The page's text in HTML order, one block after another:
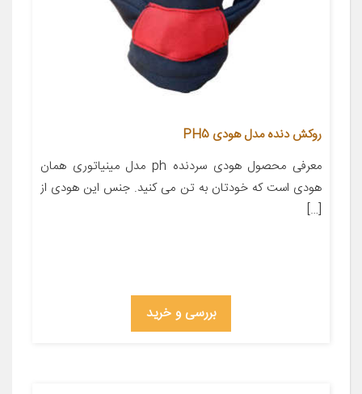
روکش دنده مدل هودی PH5
معرفی محصول هودی سردنده ph مدل مینیاتوری همان
هودی است که خودتان به تن می کنید. جنس این هودی از
[…]
بررسی و خرید